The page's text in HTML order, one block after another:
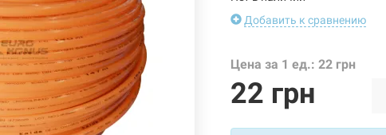
Добавить к сравнению
Цена за 1 ед.: 22 грн
22 грн